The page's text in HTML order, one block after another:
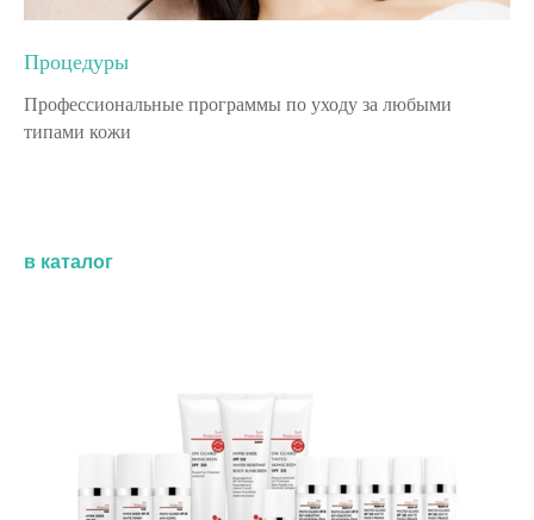
Процедуры
Профессиональные программы по уходу за любыми
типами кожи
в каталог